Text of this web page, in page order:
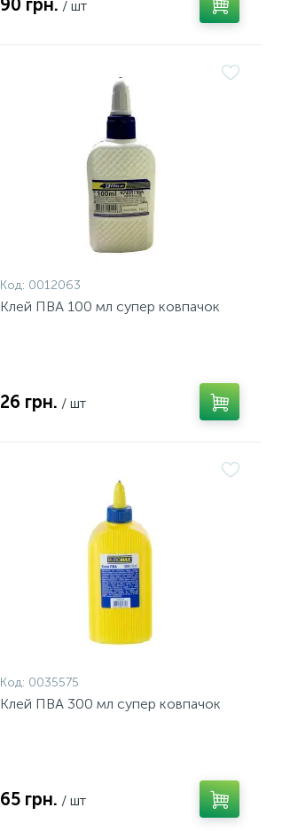
90 грн. / шт
Код: 0012063
Клей ПВА 100 мл супер ковпачок
26 грн. / шт
Код: 0035575
Клей ПВА 300 мл супер ковпачок
65 грн. / шт